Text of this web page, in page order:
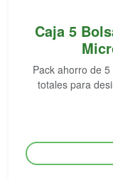
Caja 5
Pack ahorro de
totales para